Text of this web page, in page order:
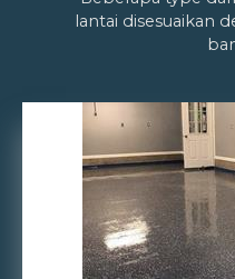
lantai disesuaikan